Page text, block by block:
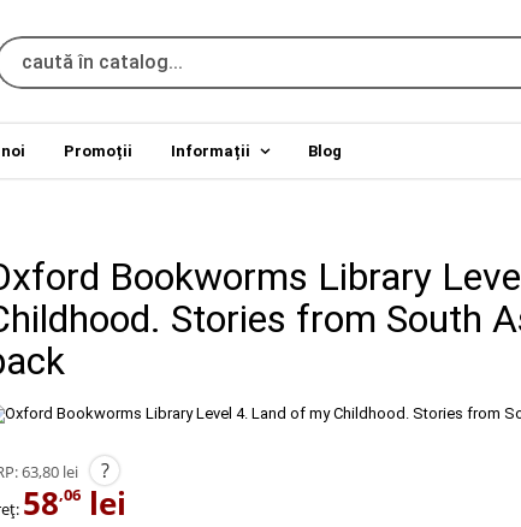
Promoții Informații Blog
Bookworms Library
Stories from South
63,80 lei ?
58,06 lei